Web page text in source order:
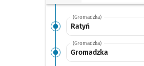
(Gromadzka)
Ratyń
(Gromadzka)
Gromadzka